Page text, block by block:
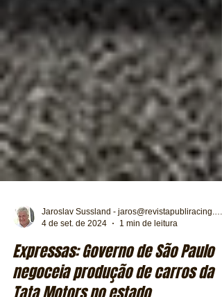
Jaroslav Sussland - jaros@revistapubliracing.com.br
4 de set. de 2024
1 min de leitura